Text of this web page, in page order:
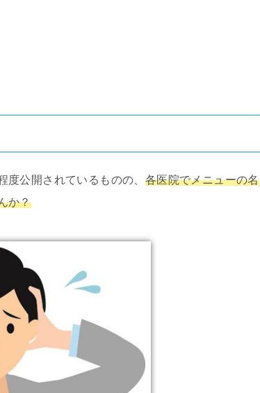
公開されているものの、 各医院でメニューの名
か？